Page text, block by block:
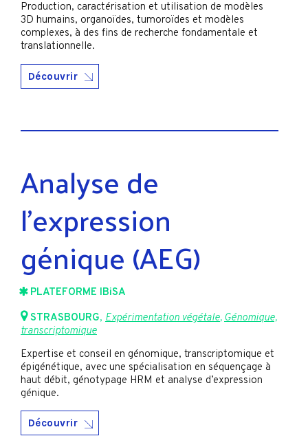
Production, caractérisation et utilisation de modèles
3D humains, organoïdes, tumoroïdes et modèles
complexes, à des fins de recherche fondamentale et
translationnelle.
Découvrir
Analyse de
l’expression
génique (AEG)
PLATEFORME IBiSA
STRASBOURG, Expérimentation végétale,Génomique,
transcriptomique
Expertise et conseil en génomique, transcriptomique et
épigénétique, avec une spécialisation en séquençage à
haut débit, génotypage HRM et analyse d’expression
génique.
Découvrir